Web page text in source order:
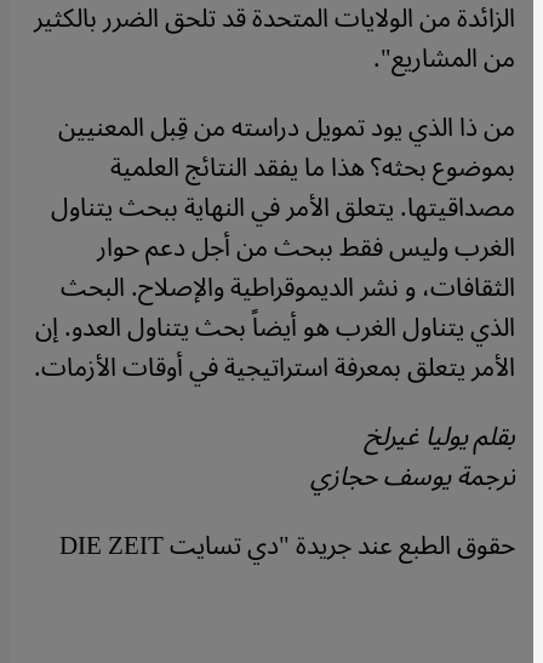
الزائدة من الولايات المتحدة قد تلحق الضرر بالكثير
من المشاريع".
من ذا الذي يود تمويل دراسته من قِبل المعنيين
بموضوع بحثه؟ هذا ما يفقد النتائج العلمية
مصداقيتها. يتعلق الأمر في النهاية ببحث يتناول
الغرب وليس فقط ببحث من أجل دعم حوار
الثقافات، و نشر الديموقراطية والإصلاح. البحث
الذي يتناول الغرب هو أيضاً بحث يتناول العدو. إن
الأمر يتعلق بمعرفة استراتيجية في أوقات الأزمات.
بقلم يوليا غيرلخ
ترجمة يوسف حجازي
حقوق الطبع عند جريدة "دي تسايت DIE ZEIT